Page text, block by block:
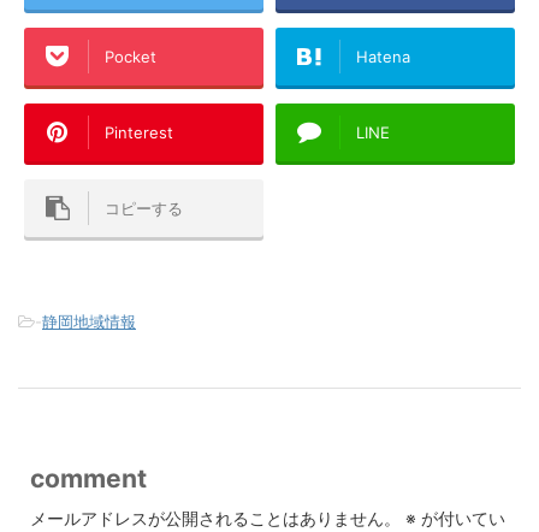
Pocket Hatena
Pinterest LINE
コピーする
-静岡地域情報
comment
メールアドレスが公開されることはありません。 ※ が付いてい